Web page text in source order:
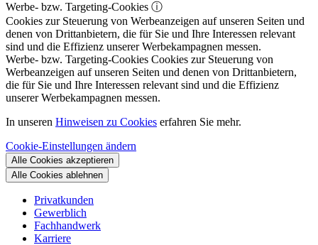
Werbe- bzw. Targeting-Cookies ⓘ
Cookies zur Steuerung von Werbeanzeigen auf unseren Seiten und
denen von Drittanbietern, die für Sie und Ihre Interessen relevant
sind und die Effizienz unserer Werbekampagnen messen.
Werbe- bzw. Targeting-Cookies Cookies zur Steuerung von
Werbeanzeigen auf unseren Seiten und denen von Drittanbietern,
die für Sie und Ihre Interessen relevant sind und die Effizienz
unserer Werbekampagnen messen.
In unseren Hinweisen zu Cookies erfahren Sie mehr.
Cookie-Einstellungen ändern
Alle Cookies akzeptieren
Alle Cookies ablehnen
Privatkunden
Gewerblich
Fachhandwerk
Karriere